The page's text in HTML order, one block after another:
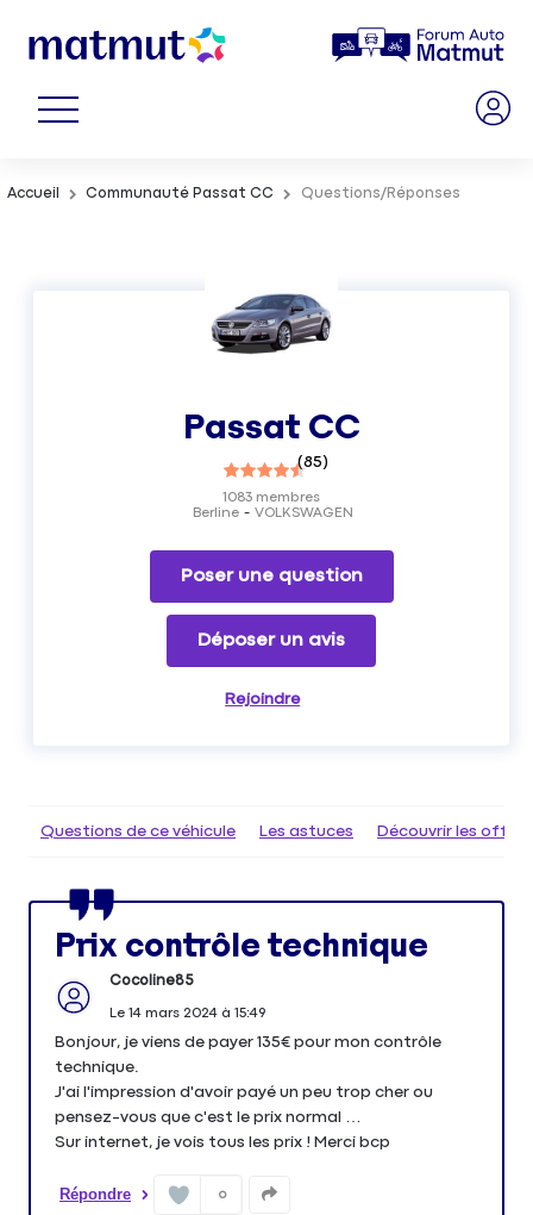
Accueil Communauté Passat CC Questions/Réponses
Passat CC
(85)
Berline VOLKSWAGEN
1083 membres
Poser une question
Déposer un avis
Rejoindre
Questions de ce véhicule Les astuces Découvrir les
Prix contrôle technique
Cocoline85
Le 14 mars 2024à 15:49
Bonjour, je viens de payer 135€ pour mon contrôle
technique.
J'ai l'impression d'avoir payé un peu trop cher ou
pensez-vous que c'est le prix normal …
Sur internet, je vois tous les prix ! Merci bcp
Répondre 0